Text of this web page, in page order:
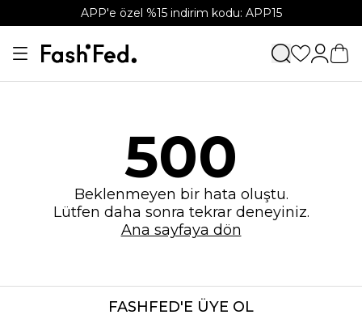
APP'e özel %15 indirim kodu: APP15
500
Beklenmeyen bir hata oluştu.
Lütfen daha sonra tekrar deneyiniz.
Ana sayfaya dön
FASHFED'E ÜYE OL